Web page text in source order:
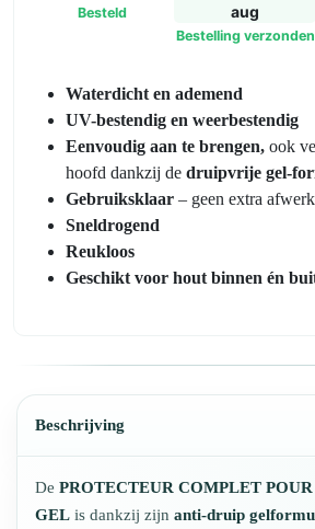
Besteld
aug
Bestelling verzonden
Waterdicht en ademend
UV-bestendig en weerbestendig
Eenvoudig aan te brengen, ook
hoofd dankzij de druipvrije gel-
Gebruiksklaar – geen extra
Sneldrogend
Reukloos
Geschikt voor hout binnen én
Beschrijving
De PROTECTEUR COMPLET
GEL is dankzij zijn anti-druip